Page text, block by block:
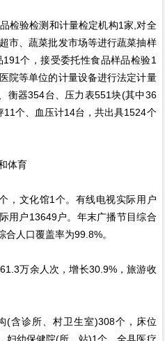
验检测和计量检定机构1家,对全
市、蔬菜批发市场等进行蔬菜抽样
个，接受委托性食品样品检验1
院等单位的计量设备进行法定计量
衡器354台、压力表551块(其中36
个、血压计14台，共出具1524个
体育
文化馆1个。有线电视实际用户
用户13649户。年末广播节目综合
合人口覆盖率为99.8%。
万余人次，增长30.9%，旅游收
诊所、村卫生室)308个，床位